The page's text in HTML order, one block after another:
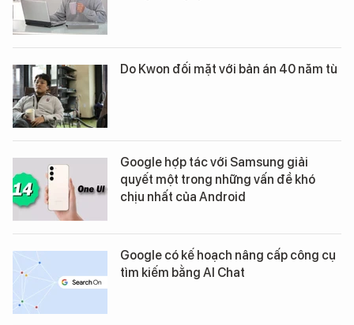
Do Kwon đối mặt với bản án 40 năm tù
Google hợp tác với Samsung giải
quyết một trong những vấn đề khó
chịu nhất của Android
Google có kế hoạch nâng cấp công cụ
tìm kiếm bằng AI Chat